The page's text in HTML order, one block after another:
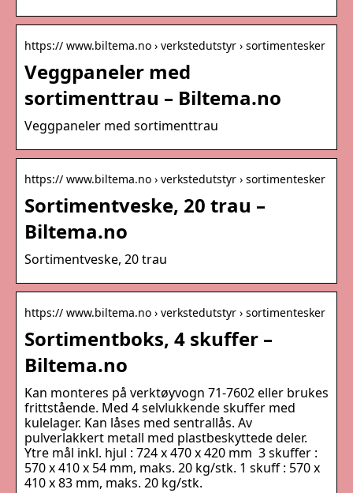
https:// www.biltema.no › verkstedutstyr › sortimentesker
Veggpaneler med
sortimenttrau – Biltema.no
Veggpaneler med sortimenttrau
https:// www.biltema.no › verkstedutstyr › sortimentesker
Sortimentveske, 20 trau –
Biltema.no
Sortimentveske, 20 trau
https:// www.biltema.no › verkstedutstyr › sortimentesker
Sortimentboks, 4 skuffer –
Biltema.no
Kan monteres på verktøyvogn 71-7602 eller brukes
frittstående. Med 4 selvlukkende skuffer med
kulelager. Kan låses med sentrallås. Av
pulverlakkert metall med plastbeskyttede deler.
Ytre mål inkl. hjul : 724 x 470 x 420 mm 3 skuffer :
570 x 410 x 54 mm, maks. 20 kg/stk. 1 skuff : 570 x
410 x 83 mm, maks. 20 kg/stk.